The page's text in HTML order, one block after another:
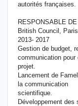
autorités françaises.
RESPONSABLE
British Council, Paris
2013- 2017
Gestion de budget,
communication pour
projet.
Lancement de
la communication
scientifique.
Développement des